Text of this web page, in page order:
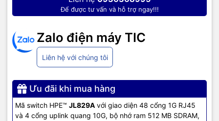
Để được tư vấn và hỗ trợ ngay!!!
Zalo điện máy TIC
Liên hệ với chúng tôi
Ưu đãi khi mua hàng
Mã switch HPE™ JL829A với giao diện 48 cổng 1G RJ45
và 4 cổng uplink quang 10G, bộ nhớ ram 512 MB SDRAM,
operating/Storage
temperature
Non-
operating/Storage
relative humidity
5% to 95%, noncondensing
Acoustic
49.3 dB; ISO 7779
Electrical characteristics